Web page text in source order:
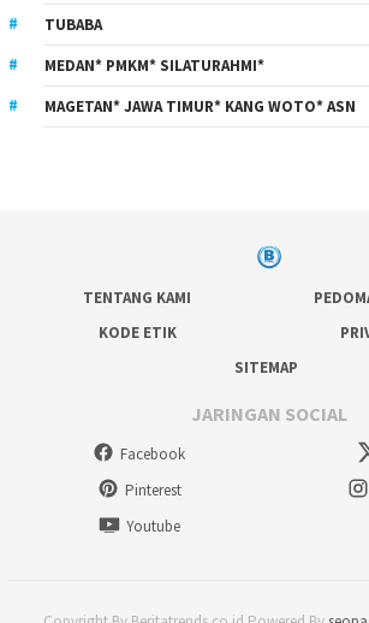
TUBABA
MEDAN* PMKM* SILATURAHMI*
MAGETAN* JAWA TIMUR* KANG WOTO* ASN
TENTANG KAMI
KODE ETIK
SITEMAP
JARINGAN SOCIAL
Facebook
Pinterest
Youtube